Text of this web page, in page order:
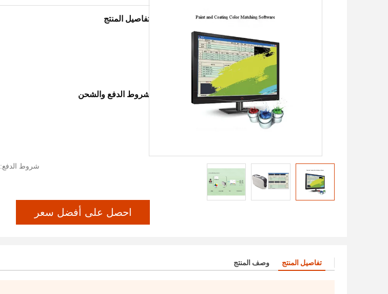
تفاصيل المنتج
شروط الدفع والشحن
شروط الدفع: L/C, T/T, ويسترن يونيون, MoneyGram
احصل على أفضل سعر
تفاصيل المنتج وصف المنتج